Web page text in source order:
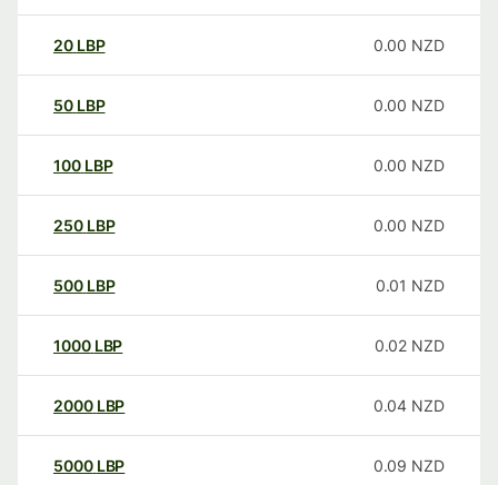
20 LBP 0.00 NZD
50 LBP 0.00 NZD
100 LBP 0.00 NZD
250 LBP 0.00 NZD
500 LBP 0.01 NZD
1000 LBP 0.02 NZD
2000 LBP 0.04 NZD
5000 LBP 0.09 NZD